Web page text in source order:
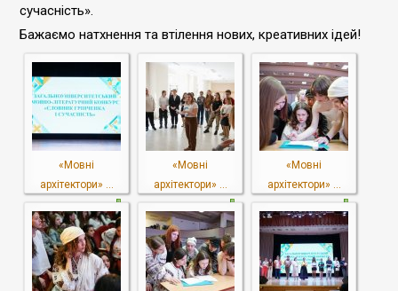
сучасність».
Бажаємо натхнення та втілення нових, креативних ідей!
«Мовні
архітектори» ...
«Мовні
архітектори» ...
«Мовні
архітектори» ...